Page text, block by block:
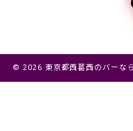
© 2026 東京都西葛西のバーな